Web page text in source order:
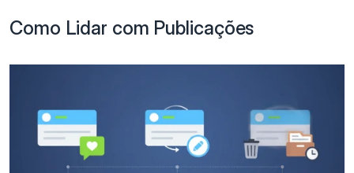
Como Lidar com Publicações